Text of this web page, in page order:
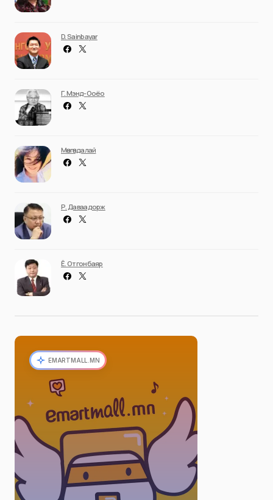
D. Sainbayar
Г. Мэнд-Ооёо
Мөнгөндалай
Р. Даваадорж
Ё. Отгонбаяр
EMARTMALL.MN